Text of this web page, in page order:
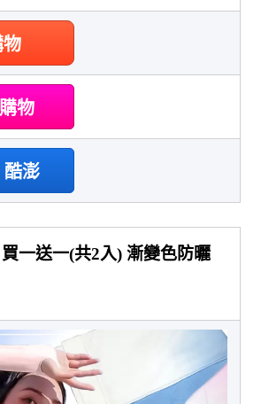
物
物
酷澎
買一送一(共2入) 漸變色防曬